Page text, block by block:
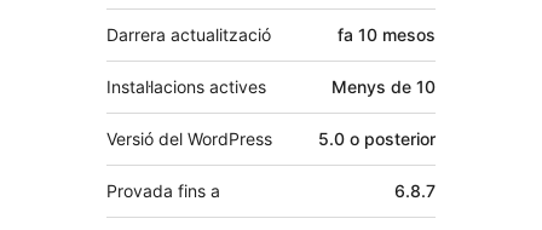
Darrera actualització fa 10 mesos
Instal·lacions actives Menys de 10
Versió del WordPress 5.0 o posterior
Provada fins a 6.8.7